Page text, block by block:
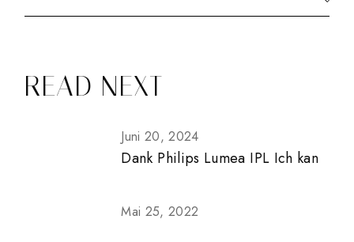
READ NEXT
Juni 20, 2024
Dank Philips Lumea IPL Ich kan
Mai 25, 2022